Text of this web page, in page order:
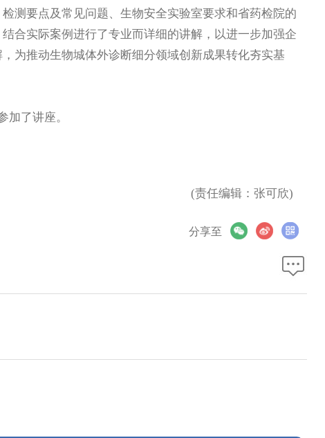
测要点及常见问题、生物安全实验室要求和省药检院的
合实际案例进行了专业而详细的讲解，以进一步加强企
为推动生物城体外诊断细分领域创新成果转化夯实基
了讲座。
(责任编辑：张可欣)
分享至